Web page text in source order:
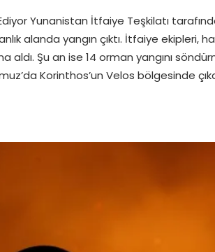
Yunanistan İtfaiye Teşkilatı
alanda yangın çıktı. İtfaiye ekipleri,
aldı. Şu an ise 14 orman yangını
Korinthos’un Velos bölgesinde